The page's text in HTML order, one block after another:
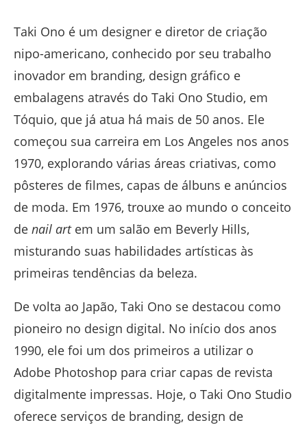
Taki Ono é um designer e diretor de criação
nipo-americano, conhecido por seu trabalho
inovador em branding, design gráfico e
embalagens através do Taki Ono Studio, em
Tóquio, que já atua há mais de 50 anos. Ele
começou sua carreira em Los Angeles nos anos
1970, explorando várias áreas criativas, como
pôsteres de filmes, capas de álbuns e anúncios
de moda. Em 1976, trouxe ao mundo o conceito
de nail artem um salão em Beverly Hills,
misturando suas habilidades artísticas às
primeiras tendências da beleza.
De volta ao Japão, Taki Ono se destacou como
pioneiro no design digital. No início dos anos
1990, ele foi um dos primeiros a utilizar o
Adobe Photoshop para criar capas de revista
digitalmente impressas. Hoje, o Taki Ono Studio
oferece serviços de branding, design de